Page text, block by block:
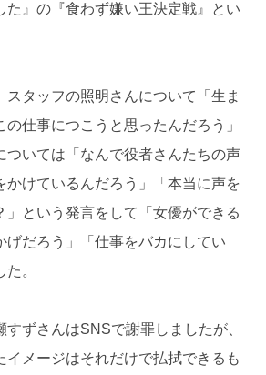
た』の『食わず嫌い王決定戦』とい
スタッフの照明さんについて「生ま
仕事につこうと思ったんだろう」
ついては「なんで役者さんたちの声
かけているんだろう」「本当に声を
」という発言をして「女優ができる
げだろう」「仕事をバカにしてい
。
ずさんはSNSで謝罪しましたが、
イメージはそれだけで払拭できるも